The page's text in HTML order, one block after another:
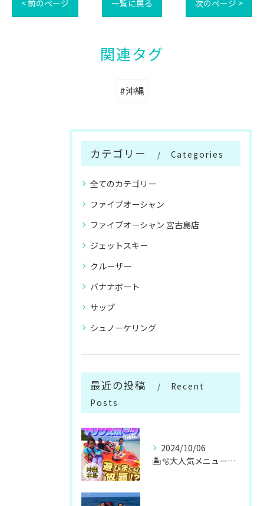
< 前のページ 一覧に戻る 次のページ >
関連タグ
#沖縄
カテゴリー Categories
全てのカテゴリー
ファイブオーシャン
ファイブオーシャン 宮古島店
ジェットスキー
クルーザー
バナナボート
サップ
シュノーケリング
最近の投稿
Recent
Posts
2024/10/06
🏝️🫧大人気メニューマリンスポーツ遊び放題🫧🏝️